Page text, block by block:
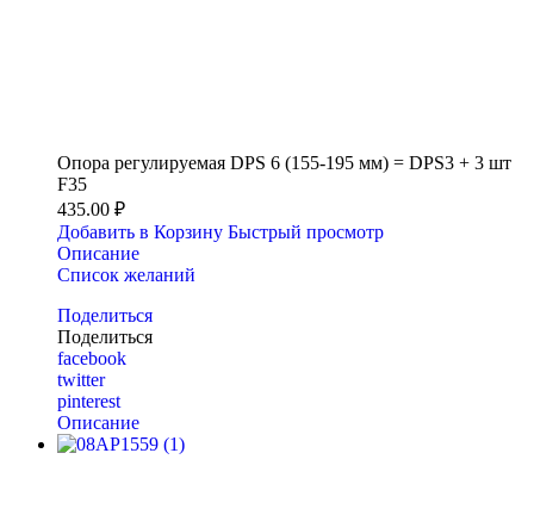
Опора регулируемая DPS 6 (155-195 мм) = DPS3 + 3 шт
F35
435.00 ₽
Добавить в Корзину Быстрый просмотр
Описание
Список желаний
Поделиться
Поделиться
facebook
twitter
pinterest
Описание